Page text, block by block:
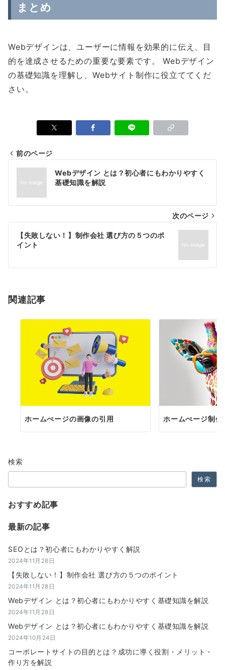
まとめ
Webデザインは、ユーザーに情報を効果的に伝え、目
的を達成させるための重要な要素です。 Webデザイン
の基礎知識を理解し、Webサイト制作に役立ててくだ
さい。
投
ナ
ビ
シ
ン
前のページ
Webデザイン とは？初心者にもわかりやすく
基礎知識を解説
次のページ
【失敗しない！】制作会社 選び方の５つのポ
イント
関連記事
ホームぺージの画像の引用 ホームぺージ制作
検索
検索
おすすめ記事
最新の記事
SEOとは？初心者にもわかりやすく解説
2024年11月28日
【失敗しない！】制作会社 選び方の５つのポイント
2024年11月28日
Webデザイン とは？初心者にもわかりやすく基礎知識を解説
2024年11月28日
Webデザイン とは？初心者にもわかりやすく基礎知識を解説
2024年10月24日
コーポレートサイトの目的とは？成功に導く役割・メリット・
作り方を解説